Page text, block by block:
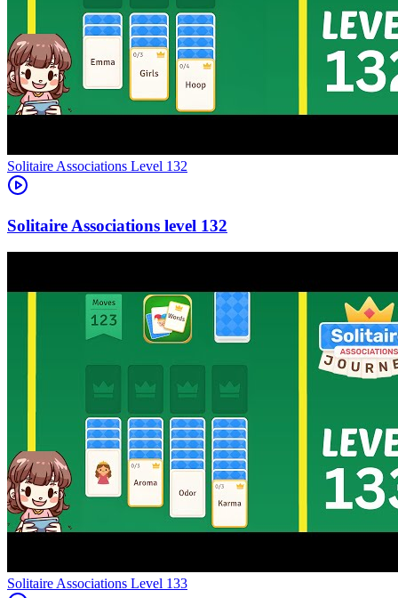
Level 132
132
Level 133